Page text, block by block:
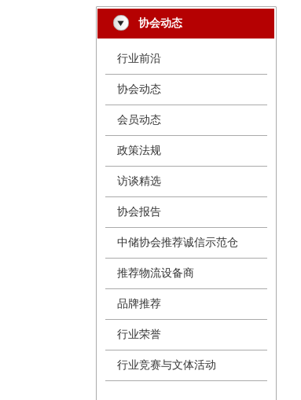
协会动态
行业前沿
协会动态
会员动态
政策法规
访谈精选
协会报告
中储协会推荐诚信示范仓
推荐物流设备商
品牌推荐
行业荣誉
行业竞赛与文体活动